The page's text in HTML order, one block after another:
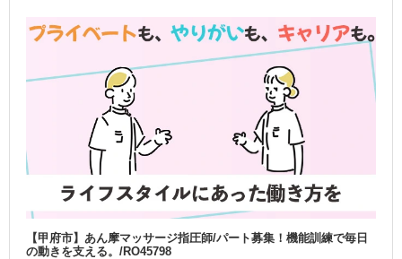
【甲府市】あん摩マッサージ指圧師/パート募集！機能訓練で毎日
の動きを支える。/RO45798